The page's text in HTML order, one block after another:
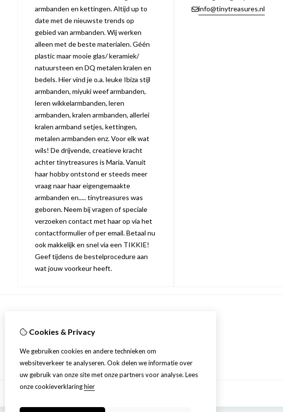
armbanden en kettingen. Altijd up to
date met de nieuwste trends op
gebied van armbanden. Wij werken
alleen met de beste materialen. Géén
plastic maar mooie glas/ keramiek/
natuursteen en DQ metalen kralen en
bedels. Hier vind je o.a. leuke Ibiza stijl
armbanden, miyuki weef armbanden,
leren wikkelarmbanden, leren
armbanden, kralen armbanden, allerlei
kralen armband setjes, kettingen,
metalen armbanden enz. Voor elk wat
wils! De drijvende, creatieve kracht
achter tinytreasures is Maria. Vanuit
haar hobby ontstond er steeds meer
vraag naar haar eigengemaakte
armbanden en..... tinytreasures was
geboren. Neem bij vragen of speciale
verzoeken contact met haar op via het
contactformulier of per email. Betaal nu
ook makkelijk en snel via een TIKKIE!
Geef tijdens de bestelprocedure aan
wat jouw voorkeur heeft.
info@tinytreasures.nl
Over ons
Verzending
Cookies & Privacy
We gebruiken cookies en andere technieken om
websiteverkeer te analyseren. Ook delen we informatie over
uw gebruik van onze site met onze partners voor analyse. Lees
onze cookieverklaringhier